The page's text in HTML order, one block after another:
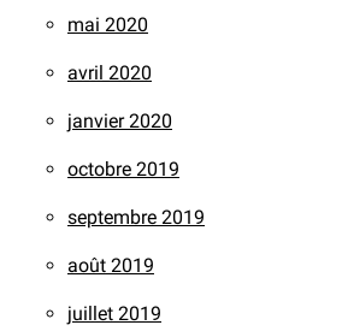
mai 2020
avril 2020
janvier 2020
octobre 2019
septembre 2019
août 2019
juillet 2019